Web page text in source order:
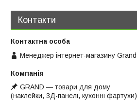
Контакти
Менеджер інтернет-магазину Grand
GRAND ― товари для дому
(наклейки, 3Д-панелі, кухонні фартухи)